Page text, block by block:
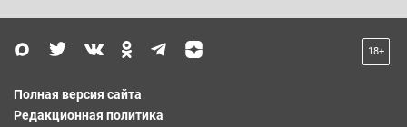
18+
Полная версия сайта
Редакционная политика